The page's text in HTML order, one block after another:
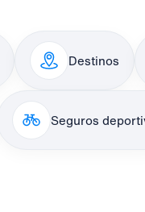
Destinos
Seguros